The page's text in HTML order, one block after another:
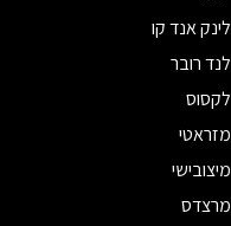
לינק אנד קו
לנד רובר
לקסוס
מזראטי
מיצובישי
מרצדס